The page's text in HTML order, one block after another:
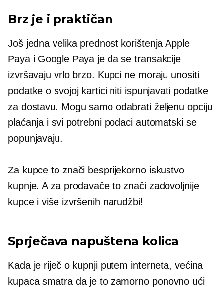
Brz je i praktičan
Još jedna velika prednost korištenja Apple
Paya i Google Paya je da se transakcije
izvršavaju vrlo brzo. Kupci ne moraju unositi
podatke o svojoj kartici niti ispunjavati podatke
za dostavu. Mogu samo odabrati željenu opciju
plaćanja i svi potrebni podaci automatski se
popunjavaju.
Za kupce to znači besprijekorno iskustvo
kupnje. A za prodavače to znači zadovoljnije
kupce i više izvršenih narudžbi!
Sprječava napuštena kolica
Kada je riječ o kupnji putem interneta, većina
kupaca smatra da je to zamorno ponovno ući